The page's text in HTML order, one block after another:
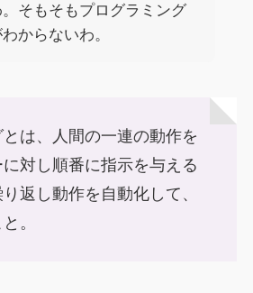
そもそもプログラミング
からないわ。
は、人間の一連の動作を
対し順番に指示を与える
返し動作を自動化して、
。